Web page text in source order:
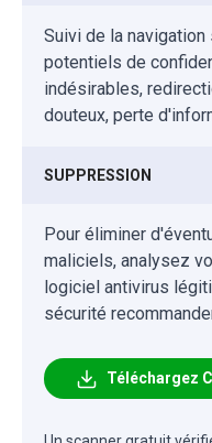
Suivi de la
potentiels de
indésirables,
douteux, perte
SUPPRESSION
Pour éliminer
maliciels, analysez
logiciel antivirus
sécurité
Téléchargez